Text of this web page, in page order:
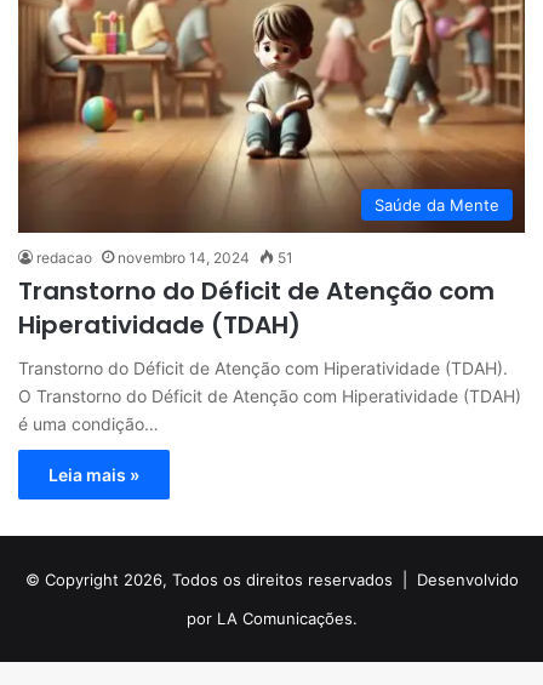
Saúde da Mente
redacao novembro 14, 2024 51
Transtorno do Déficit de Atenção com
Hiperatividade (TDAH)
Transtorno do Déficit de Atenção com Hiperatividade (TDAH).
O Transtorno do Déficit de Atenção com Hiperatividade (TDAH)
é uma condição…
Leia mais »
© Copyright 2026, Todos os direitos reservados | Desenvolvido
por LA Comunicações.